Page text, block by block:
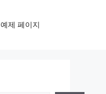
예제 페이지